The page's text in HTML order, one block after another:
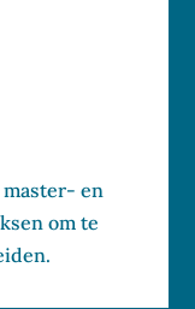
en
om te